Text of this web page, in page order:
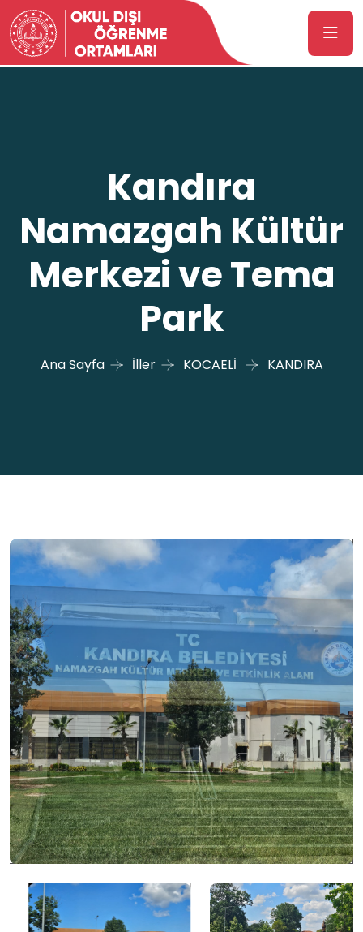
Kandıra
Namazgah Kültür
Merkezi ve Tema
Park
Ana Sayfa İller KOCAELİ KANDIRA